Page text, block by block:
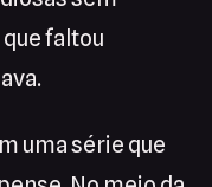
faltou
uma série que